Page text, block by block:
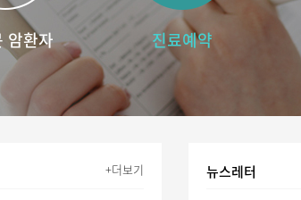
암환자 진료예약
+더보기 뉴스레터